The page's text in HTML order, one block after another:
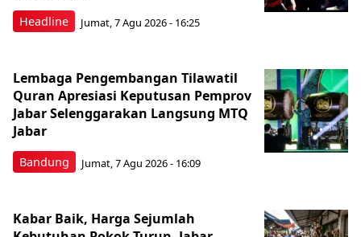
Headline Jumat, 7 Agu 2026 - 16:25
Bandung
Lembaga Pengembangan Tilawatil
Quran Apresiasi Keputusan Pemprov
Jabar Selenggarakan Langsung MTQ
Jabar
Jumat, 7 Agu 2026 - 16:09
Kabar Baik, Harga Sejumlah